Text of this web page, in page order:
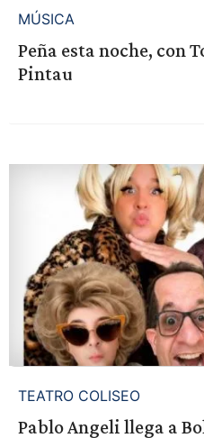
MÚSICA
Peña esta noche, con
Pintau
TEATRO COLISEO
Pablo Angeli llega a